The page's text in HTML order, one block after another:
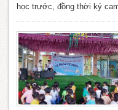
học trước, đồng thời ký